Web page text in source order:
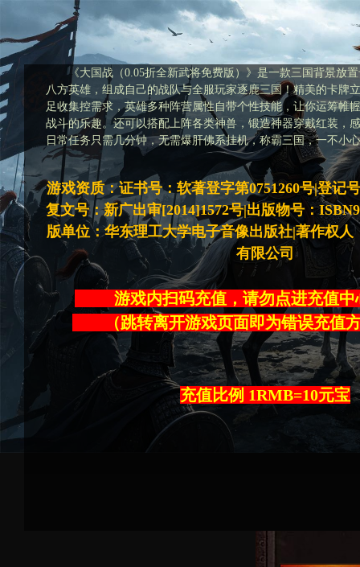
《大国战（0.05折全新武将免费版）》是一款三国背景放
八方英雄，组成自己的战队与全服玩家逐鹿三国！精美的卡牌
足收集控需求，英雄多种阵营属性自带个性技能，让你运筹帷
战斗的乐趣。还可以搭配上阵各类神兽，锻造神器穿戴红装，
日常任务只需几分钟，无需爆肝佛系挂机，称霸三国，一不小
游戏资质：证书号：软著登字第0751260号|登记
复文号：新广出审[2014]1572号|出版物号：
版单位：华东理工大学电子音像出版社|著作权人
有限公司
游戏内扫码充值，请勿点进充
（跳转离开游戏页面即为错误
充值比例 1RMB=10元宝